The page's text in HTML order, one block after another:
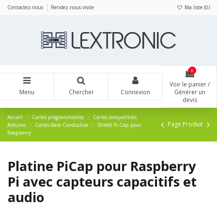
Contactez-nous Rendez-nous visite Ma liste (0)
Menu Chercher Connexion
0
Voir le panier /
Générer un
devis
Accueil Cartes programmables
Cartes compatibles
Arduino
Cartes Bare Conductive
Shield Pi Cap pour
Raspberry
Page Produit
Platine PiCap pour Raspberry
Pi avec capteurs capacitifs et
audio
Panneau de gestion des cookies